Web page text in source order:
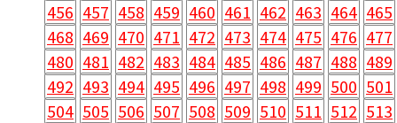
456 457 458 459 460 461 462 463 464 465
468 469 470 471 472 473 474 475 476 477
480 481 482 483 484 485 486 487 488 489
492 493 494 495 496 497 498 499 500 501
504 505 506 507 508 509 510 511 512 513